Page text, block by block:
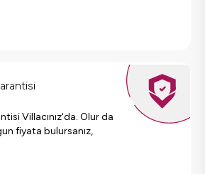
Villacınız'da. Olur da
fiyata bulursanız,